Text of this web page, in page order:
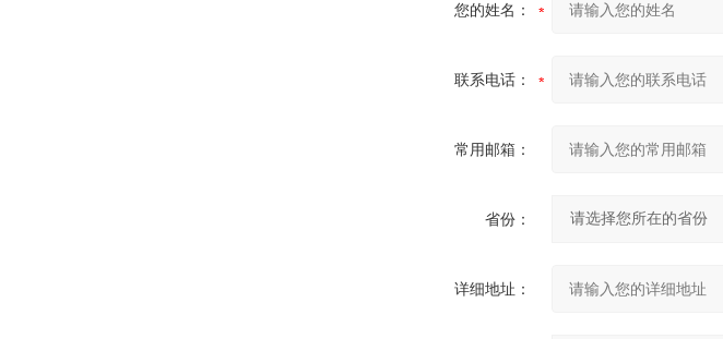
您的姓名：
联系电话：
常用邮箱：
省份：
详细地址：